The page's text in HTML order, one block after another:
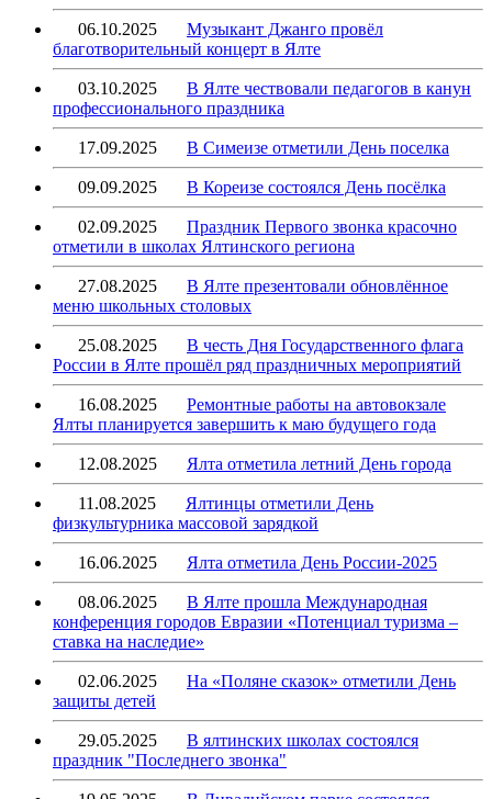
06.10.2025
Музыкант Джанго провёл
благотворительный концерт в Ялте
03.10.2025
В Ялте чествовали педагогов в канун
профессионального праздника
17.09.2025 В Симеизе отметили День поселка
09.09.2025 В Кореизе состоялся День посёлка
02.09.2025
Праздник Первого звонка красочно
отметили в школах Ялтинского региона
27.08.2025
В Ялте презентовали обновлённое
меню школьных столовых
25.08.2025
В честь Дня Государственного флага
России в Ялте прошёл ряд праздничных мероприятий
16.08.2025
Ремонтные работы на автовокзале
Ялты планируется завершить к маю будущего года
12.08.2025 Ялта отметила летний День города
11.08.2025
Ялтинцы отметили День
физкультурника массовой зарядкой
16.06.2025 Ялта отметила День России-2025
08.06.2025
В Ялте прошла Международная
конференция городов Евразии «Потенциал туризма –
ставка на наследие»
02.06.2025
На «Поляне сказок» отметили День
защиты детей
29.05.2025
В ялтинских школах состоялся
праздник "Последнего звонка"